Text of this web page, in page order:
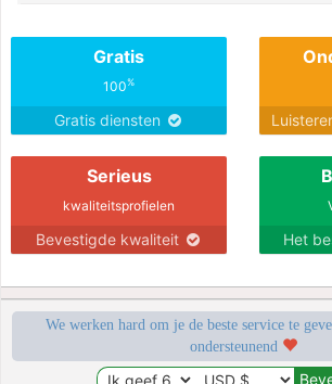
Gratis
100%
Gratis diensten
Serieus
kwaliteitsprofielen
Bevestigde kwaliteit Het
We werken hard om je de beste service te
ondersteunend